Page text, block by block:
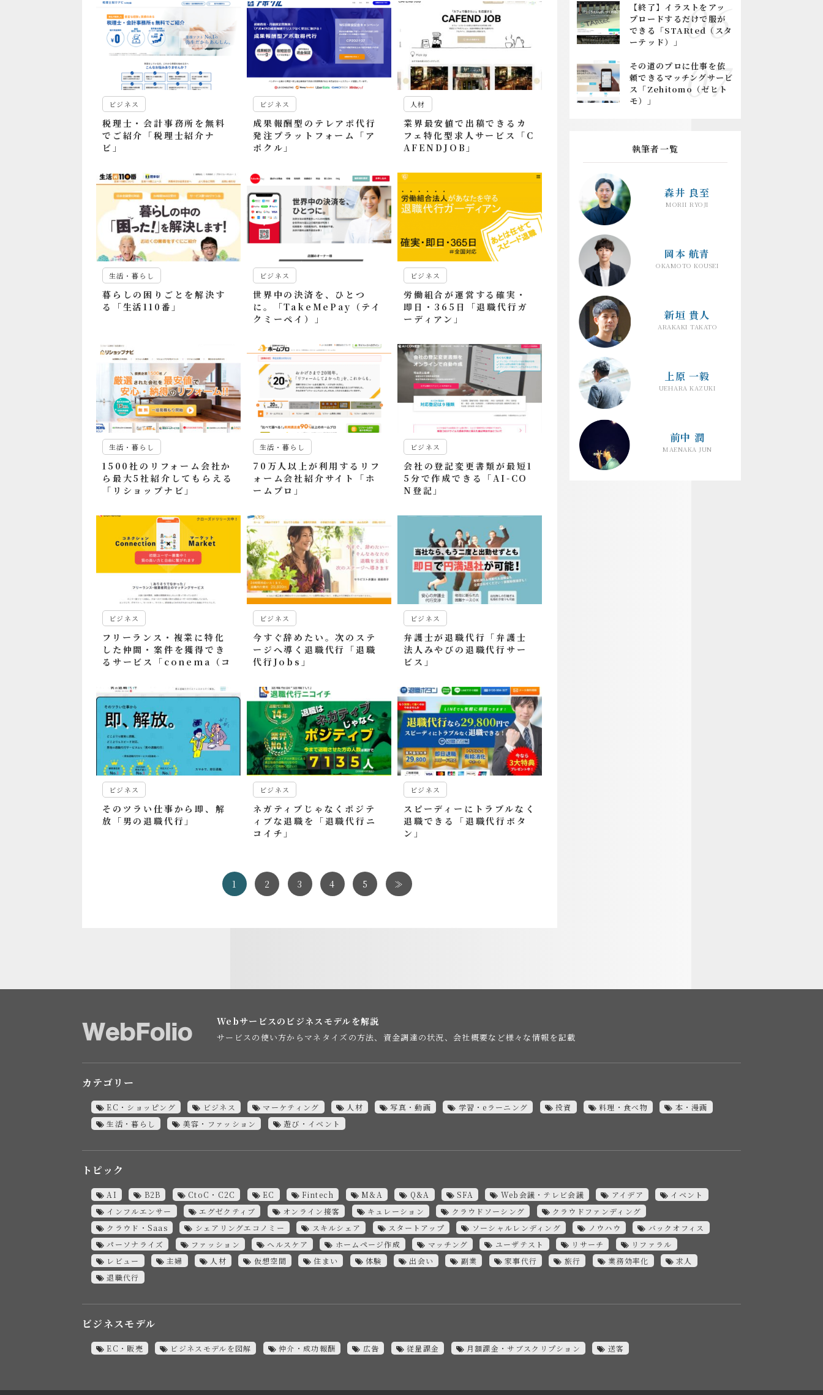
ビジネス
税理士・会計事務所を無料
でご紹介「税理士紹介ナ
ビ」
ビジネス
成果報酬型のテレアポ代行
発注プラットフォーム「ア
ポクル」
人材
業界最安値で出稿できるカ
フェ特化型求人サービス「C
AFENDJOB」
生活・暮らし
暮らしの困りごとを解決す
る「生活110番」
ビジネス
世界中の決済を、ひとつ
に。「TakeMePay（テイ
クミーペイ）」
ビジネス
労働組合が運営する確実・
即日・365日「退職代行ガ
ーディアン」
生活・暮らし
1500社のリフォーム会社か
ら最大5社紹介してもらえる
「リショップナビ」
生活・暮らし
70万人以上が利用するリフ
ォーム会社紹介サイト「ホ
ームプロ」
ビジネス
会社の登記変更書類が最短1
5分で作成できる「AI-CO
N登記」
ビジネス
フリーランス・複業に特化
した仲間・案件を獲得でき
るサービス「conema（コ
ビジネス
今すぐ辞めたい。次のステ
ージへ導く退職代行「退職
代行Jobs」
ビジネス
弁護士が退職代行「弁護士
法人みやびの退職代行サー
ビス」
ビジネス
そのツラい仕事から即、解
放「男の退職代行」
ビジネス
ネガティブじゃなくポジテ
ィブな退職を「退職代行ニ
コイチ」
ビジネス
スピーディーにトラブルなく
退職できる「退職代行ボタ
ン」
1 2 3 4 5 ≫
【終了】イラストをアッ
プロードするだけで服が
できる「STARted（スタ
ーテッド）」
その道のプロに仕事を依
頼できるマッチングサービ
ス「Zehitomo（ゼヒト
モ）」
執筆者一覧
森井 良至
MORII RYOJI
岡本 航青
OKAMOTO KOUSEI
新垣 貴人
ARAKAKI TAKATO
上原 一毅
UEHARA KAZUKI
前中 潤
MAENAKA JUN
Webサービスのビジネスモデルを解説
サービスの使い方からマネタイズの方法、資金調達の状況、会社概要など様々な情報を記載
カテゴリー
EC・ショッピング ビジネス マーケティング 人材 写真・動画 学習・eラーニング 投資 料理・食べ物
本・漫画
生活・暮らし
美容・ファッション 遊び・イベント
トピック
AI B2B CtoC・C2C EC Fintech M&A Q&A SFA Web会議・テレビ会議 アイデア
イベント
インフルエンサー
エグゼクティブ オンライン接客 キュレーション クラウドソーシング
クラウドファンディング
クラウド・Saas
シェアリングエコノミー スキルシェア スタートアップ ソーシャルレンディング ノウハウ
バックオフィス
パーソナライズ
ファッション ヘルスケア ホームページ作成 マッチング ユーザテスト リサーチ
リファラル
レビュー
主婦 人材 仮想空間 住まい 体験 出会い 副業 家事代行 旅行 業務効率化
求人
退職代行
ビジネスモデル
EC・販売 ビジネスモデルを図解 仲介・成功報酬 広告 従量課金 月額課金・サブスクリプション 送客